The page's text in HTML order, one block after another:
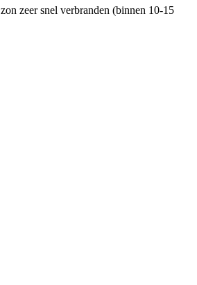
zeer snel verbranden (binnen 10-15